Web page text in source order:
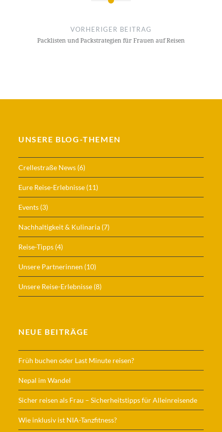
Beitragsnavigation
VORHERIGER BEITRAG
Packlisten und Packstrategien für Frauen auf Reisen
UNSERE BLOG-THEMEN
Crellestraße News (6)
Eure Reise-Erlebnisse (11)
Events (3)
Nachhaltigkeit & Kulinaria (7)
Reise-Tipps (4)
Unsere Partnerinnen (10)
Unsere Reise-Erlebnisse (8)
NEUE BEITRÄGE
Früh buchen oder Last Minute reisen?
Nepal im Wandel
Sicher reisen als Frau – Sicherheitstipps für Alleinreisende
Wie inklusiv ist NIA-Tanzfitness?